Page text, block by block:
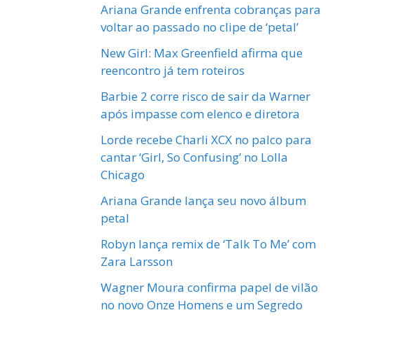
Ariana Grande enfrenta cobranças para
voltar ao passado no clipe de ‘petal’
New Girl: Max Greenfield afirma que
reencontro já tem roteiros
Barbie 2 corre risco de sair da Warner
após impasse com elenco e diretora
Lorde recebe Charli XCX no palco para
cantar ‘Girl, So Confusing’ no Lolla
Chicago
Ariana Grande lança seu novo álbum
petal
Robyn lança remix de ‘Talk To Me’ com
Zara Larsson
Wagner Moura confirma papel de vilão
no novo Onze Homens e um Segredo